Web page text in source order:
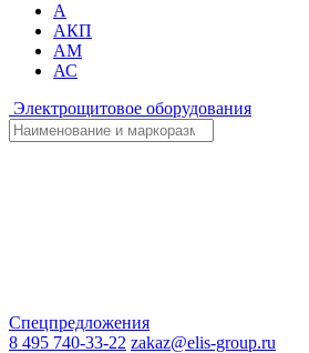
А
АКП
АМ
АС
Электрощитовое оборудования
Спецпредложения
8 495 740-33-22 zakaz@elis-group.ru